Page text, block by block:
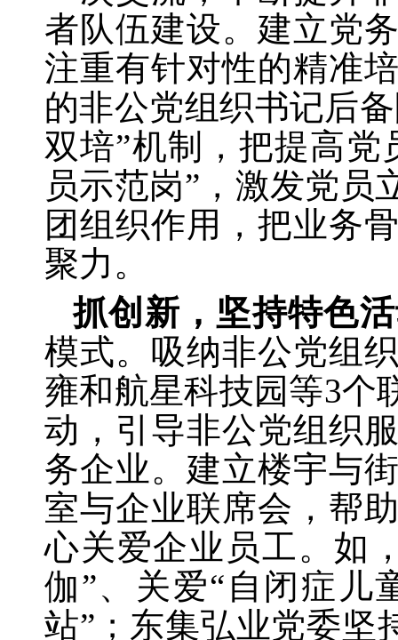
者队伍建设。建立党
注重有针对性的精准
的非公党组织书记后
双培”机制，把提高
员示范岗”，激发党员
团组织作用，把业务
聚力。
抓创新，坚持特色
模式。吸纳非公党组
雍和航星科技园等3个
动，引导非公党组织
务企业。建立楼宇与
室与企业联席会，帮
心关爱企业员工。如
伽”、关爱“自闭症儿
站”；东集弘业党委坚